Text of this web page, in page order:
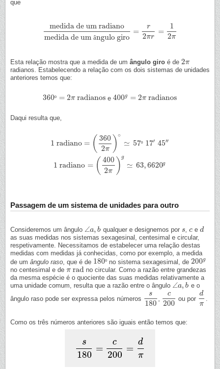
que
medida de um radiano
medida de um ângulo giro
=
r
2πr
=
1
2π
medida de um radianomedida de um ângulo giro
Esta relação mostra que a medida de um ângulo giro é de 2π
2π
radianos. Estabelecendo a relação com os dois sistemas de unidades
anteriores temos que:
360º = 2π radianos
360º=2πradianos e400g = 2π radianos
400g=2πradianos
Daqui resulta que,
1 radiano = ( 360
2π )∘
≃ 57º 17′ 45′′
1radiano=( 360 2 π)∘≃ 57 17′45″
1 radiano = ( 400
2π )g
≃ 63,6620g
1 radiano=( 400 2 π)g≃63 6620g
Passagem de um sistema de unidades para outro
Consideremos um ângulo ∠a, b
∠a, b qualquer e designemos por s
s ,c
c ed
d
as suas medidas nos sistemas sexagesinal, centesimal e circular,
respetivamente. Necessitamos de estabelecer uma relação destas
medidas com medidas já conhecidas, como por exemplo, a medida
de um ângulo raso , que é de 180º
180ºno sistema sexagesimal, de 200g
200g
no centesimal e de π rad
π rad
no circular. Como a razão entre grandezas
da mesma espécie é o quociente das suas medidas relativamente a
uma unidade comum, resulta que a razão entre o ângulo ∠a, b
∠a, b e o
ângulo raso pode ser expressa pelos números
s
180
s180
c
200
c200 ou por
d
π
dπ
Como os três números anteriores são iguais então temos que:
s
180
=
c
200
=
d
π
s180= c200= dπ